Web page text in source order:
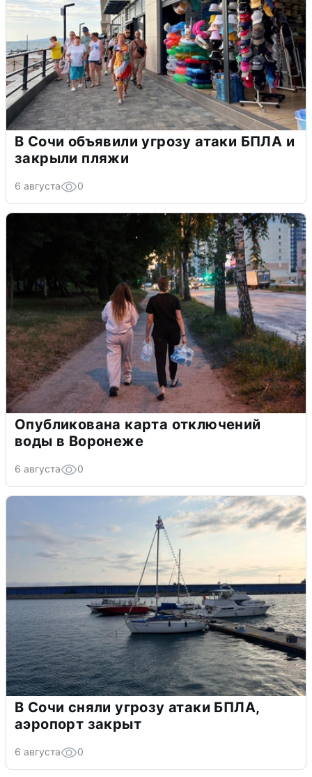
В Сочи объявили угрозу атаки БПЛА и
закрыли пляжи
6 августа 0
Опубликована карта отключений
воды в Воронеже
6 августа 0
В Сочи сняли угрозу атаки БПЛА,
аэропорт закрыт
6 августа 0